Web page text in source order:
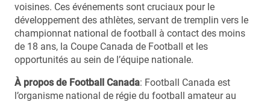
voisines. Ces événements sont cruciaux pour le
développement des athlètes, servant de tremplin vers le
championnat national de football à contact des moins
de 18 ans, la Coupe Canada de Football et les
opportunités au sein de l’équipe nationale.
À propos de Football Canada: Football Canada est
l’organisme national de régie du football amateur au